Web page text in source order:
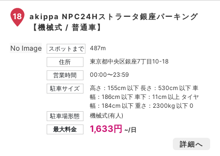
18
akippa NPC24Hストラータ銀座パーキング
【機械式 / 普通車】
スポットまで
487m
住所
東京都中央区銀座7丁目10-18
営業時間
00:00〜23:59
駐車サイズ
高さ：155cm 以下 長さ：530cm 以下 車
幅：186cm 以下 車下：11cm 以上 タイヤ
幅：184cm 以下 重さ：2300kg 以下 0
駐車場形態
機械式(有人)
最大料金
1,633円 ~/日
詳細へ
No Image